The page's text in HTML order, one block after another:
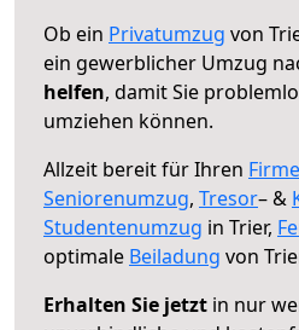
Ob ein Privatumzug von
ein gewerblicher Umzug
helfen, damit Sie
umziehen können.
Allzeit bereit für Ihren
Seniorenumzug, Tresor– &
Studentenumzug in Trier,
optimale Beiladung von
Erhalten Sie jetzt in nur